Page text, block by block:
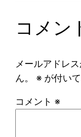
コメン
メールアドレ
ん。
※ が付い
コメント ※